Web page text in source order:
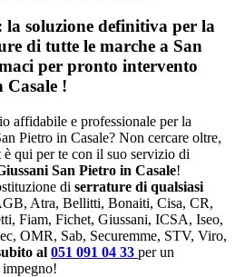
soluzione definitiva per la
di tutte le marche a San
per pronto intervento
Casale !
affidabile e professionale per la
Pietro in Casale? Non cercare oltre,
qui per te con il suo servizio di
San Pietro in Casale!
di serrature di qualsiasi
Atra, Bellitti, Bonaiti, Cisa, CR,
Fiam, Fichet, Giussani, ICSA, Iseo,
OMR, Sab, Securemme, STV, Viro,
al 051 091 04 33 per un